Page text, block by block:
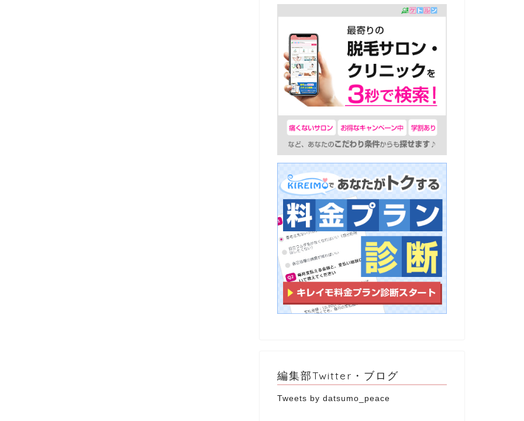
編集部Twitter・ブログ
Tweets by datsumo_peace